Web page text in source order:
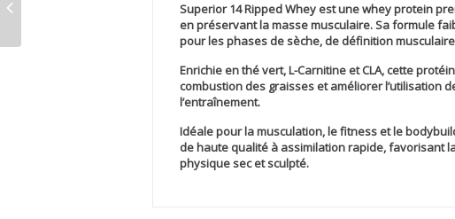
Superior 14 Ripped Whey est une whey protein
en préservant la masse musculaire. Sa formule
pour les phases de sèche, de définition
Enrichie enthé vert, L-Carnitine et CLA, cette
combustion des graisses et améliorer l’utilisation
l’entraînement.
Idéale pour la musculation, le fitness et le
de haute qualité à assimilation rapide, favorisant
physique sec et sculpté.